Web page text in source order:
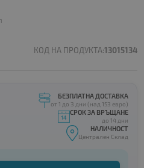
КОД НА ПРОДУКТА:13015134
БЕЗПЛАТНА ДОСТАВКА
от 1 до 3 дни (над 153 евро)
СРОК ЗА ВРЪЩАНЕ
до 14 дни
НАЛИЧНОСТ
Централен Склад